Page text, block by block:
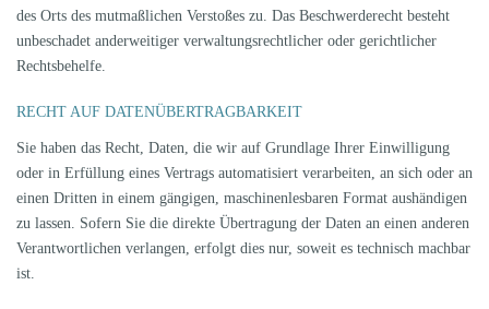
des Orts des mutmaßlichen Verstoßes zu. Das Beschwerderecht besteht
unbeschadet anderweitiger verwaltungsrechtlicher oder gerichtlicher
Rechtsbehelfe.
RECHT AUF DATEN­ÜBERTRAG­BARKEIT
Sie haben das Recht, Daten, die wir auf Grundlage Ihrer Einwilligung
oder in Erfüllung eines Vertrags automatisiert verarbeiten, an sich oder an
einen Dritten in einem gängigen, maschinenlesbaren Format aushändigen
zu lassen. Sofern Sie die direkte Übertragung der Daten an einen anderen
Verantwortlichen verlangen, erfolgt dies nur, soweit es technisch machbar
ist.